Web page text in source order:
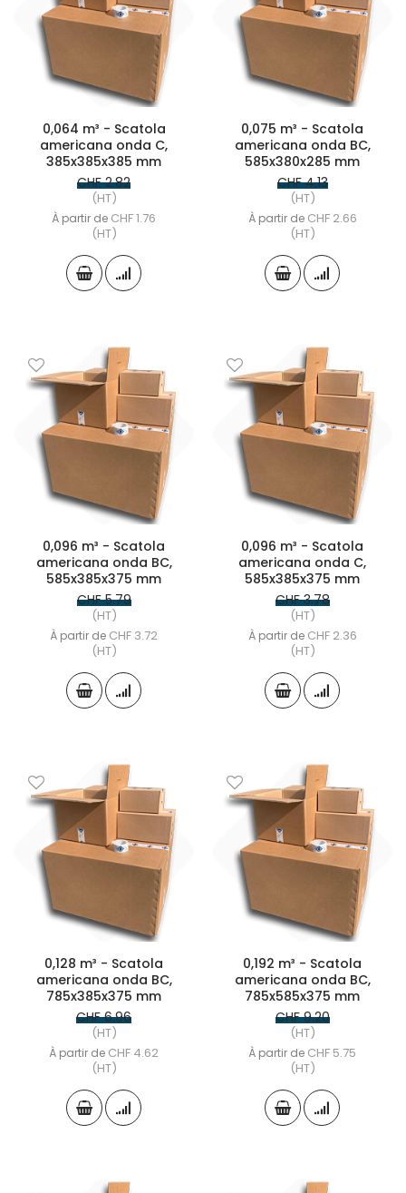
0,064 m³ - Scatola
americana onda C,
385x385x385 mm
CHF 2.82
(HT)
À partir de CHF 1.76
(HT)
0,075 m³ - Scatola
americana onda BC,
585x380x285 mm
CHF 4.13
(HT)
À partir de CHF 2.66
(HT)
0,096 m³ - Scatola
americana onda BC,
585x385x375 mm
CHF 5.79
(HT)
À partir de CHF 3.72
(HT)
0,096 m³ - Scatola
americana onda C,
585x385x375 mm
CHF 3.78
(HT)
À partir de CHF 2.36
(HT)
0,128 m³ - Scatola
americana onda BC,
785x385x375 mm
CHF 6.96
(HT)
À partir de CHF 4.62
(HT)
0,192 m³ - Scatola
americana onda BC,
785x585x375 mm
CHF 9.20
(HT)
À partir de CHF 5.75
(HT)